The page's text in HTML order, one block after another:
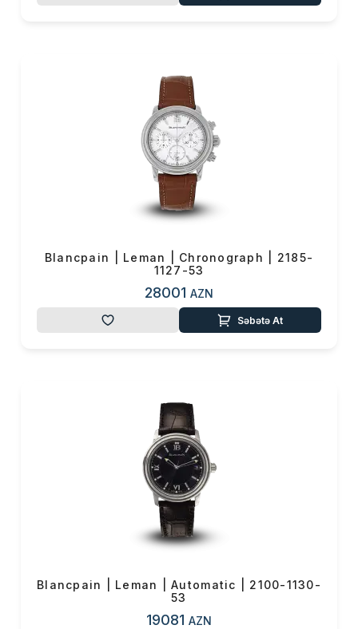
Blancpain | Leman | Chronograph | 2185-
1127-53
28001 AZN
Səbətə At
Blancpain | Leman | Automatic | 2100-1130-
53
19081 AZN